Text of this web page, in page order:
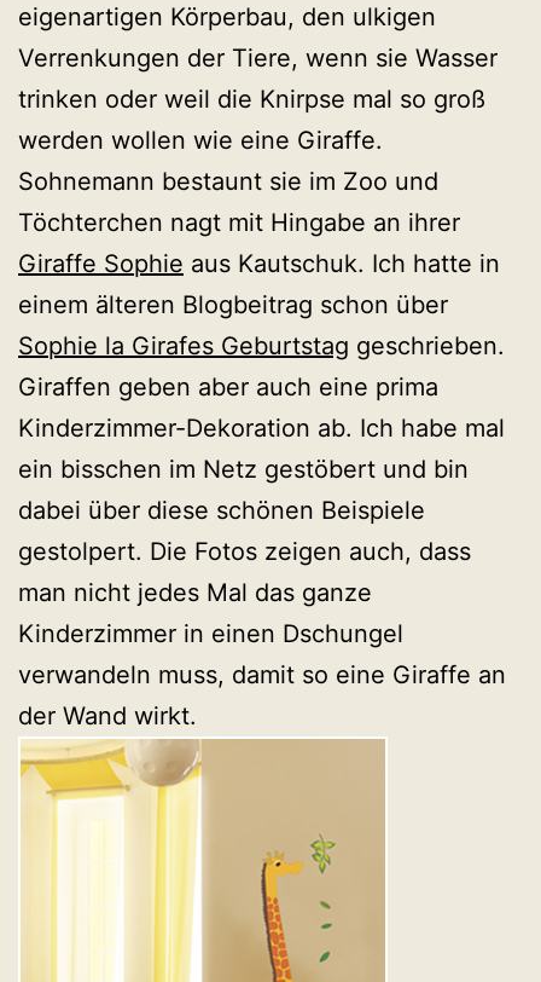
eigenartigen Körperbau, den ulkigen
Verrenkungen der Tiere, wenn sie Wasser
trinken oder weil die Knirpse mal so groß
werden wollen wie eine Giraffe.
Sohnemann bestaunt sie im Zoo und
Töchterchen nagt mit Hingabe an ihrer
Giraffe Sophie aus Kautschuk. Ich hatte in
einem älteren Blogbeitrag schon über
Sophie la Girafes Geburtstag geschrieben.
Giraffen geben aber auch eine prima
Kinderzimmer-Dekoration ab. Ich habe mal
ein bisschen im Netz gestöbert und bin
dabei über diese schönen Beispiele
gestolpert. Die Fotos zeigen auch, dass
man nicht jedes Mal das ganze
Kinderzimmer in einen Dschungel
verwandeln muss, damit so eine Giraffe an
der Wand wirkt.